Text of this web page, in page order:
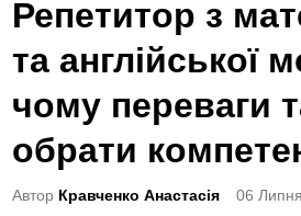
s
t
e
i
n
Репетитор з
та англійської
чому переваги
обрати
Автор Кравченко Анастасія 06